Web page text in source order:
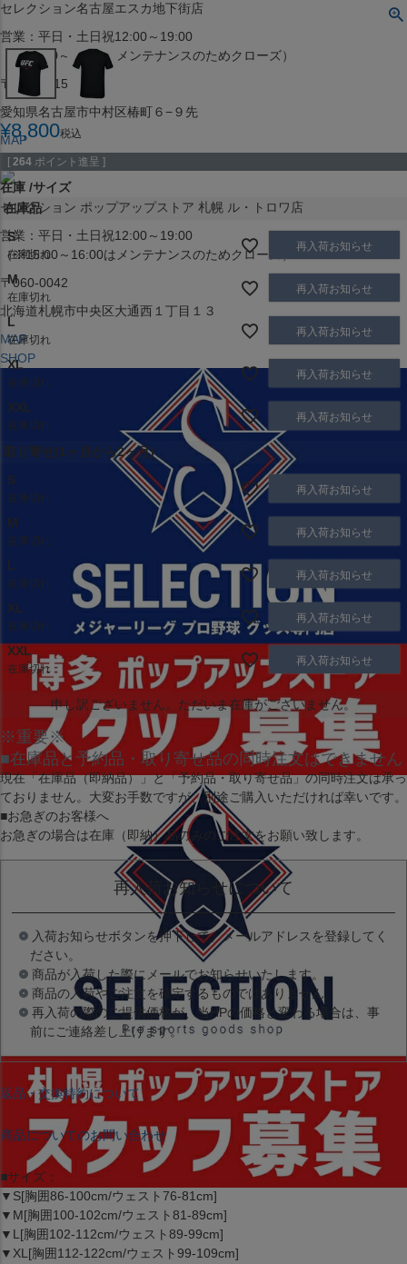
セレクション名古屋エスカ地下街店
営業：平日・土日祝12:00～19:00
（※15:00～16:00はメンテナンスのためクローズ）
〒453-0015
愛知県名古屋市中村区椿町６−９先
MAP
SHOP
セレクション ポップアップストア 札幌 ル・トロワ店
営業：平日・土日祝12:00～19:00
（※15:00～16:00はメンテナンスのためクローズ）
〒060-0042
北海道札幌市中央区大通西１丁目１３
MAP
SHOP
¥8,800税込
[ 264 ポイント進呈 ]
在庫 サイズ
在庫品
S
在庫切れ
再入荷お知らせ
M
在庫切れ
再入荷お知らせ
L
在庫切れ
再入荷お知らせ
XL
在庫切れ
再入荷お知らせ
XXL
在庫切れ
再入荷お知らせ
取り寄せ(1ヶ月から2ヶ月)
S
在庫切れ
再入荷お知らせ
M
在庫切れ
再入荷お知らせ
L
在庫切れ
再入荷お知らせ
XL
在庫切れ
再入荷お知らせ
XXL
在庫切れ
再入荷お知らせ
申し訳ございません。ただいま在庫がございません。
※重要※
■在庫品と予約品・取り寄せ品の同時注文はできません
現在「在庫品（即納品）」と「予約品・取り寄せ品」の同時注文は承っ
ておりません。大変お手数ですが、別途ご購入いただければ幸いです。
■お急ぎのお客様へ
お急ぎの場合は在庫（即納）品のみのご注文をお願い致します。
再入荷お知らせについて
入荷お知らせボタンを押下して、メールアドレスを登録してく
ださい。
商品が入荷した際にメールでお知らせいたします。
商品の入荷やご注文を確定するものではありません。
再入荷の際のご提供価格が、当HPの価格と変わる場合は、事
前にご連絡差し上げます。
返品・交換特約について
商品についてのお問い合わせ
■サイズ：
▼S[胸囲86-100cm/ウェスト76-81cm]
▼M[胸囲100-102cm/ウェスト81-89cm]
▼L[胸囲102-112cm/ウェスト89-99cm]
▼XL[胸囲112-122cm/ウェスト99-109cm]